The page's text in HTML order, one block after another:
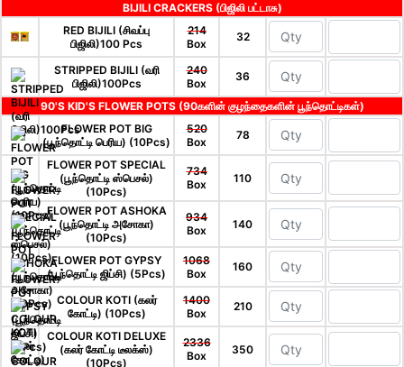
BIJILI CRACKERS (பிஜிலி பட்டாசு)
RED BIJILI (சிவப்பு
பிஜிலி)100 Pcs
214
Box
32
STRIPPED BIJILI (வரி
பிஜிலி)100Pcs
240
Box
36
90'S KID'S FLOWER POTS (90களின் குழந்தைகளின் பூந்தொட்டிகள்)
FLOWER POT BIG
(பூந்தொட்டி பெரிய) (10Pcs)
520
Box
78
FLOWER POT SPECIAL
(பூந்தொட்டி ஸ்பெசல்)
(10Pcs)
734
Box
110
FLOWER POT ASHOKA
(பூந்தொட்டி அசோகா)
(10Pcs)
934
Box
140
FLOWER POT GYPSY
(பூந்தொட்டி ஜிப்சி) (5Pcs)
1068
Box
160
COLOUR KOTI (கலர்
கோட்டி) (10Pcs)
1400
Box
210
COLOUR KOTI DELUXE
(கலர் கோட்டி டீலக்ஸ்)
(10Pcs)
2336
Box
350